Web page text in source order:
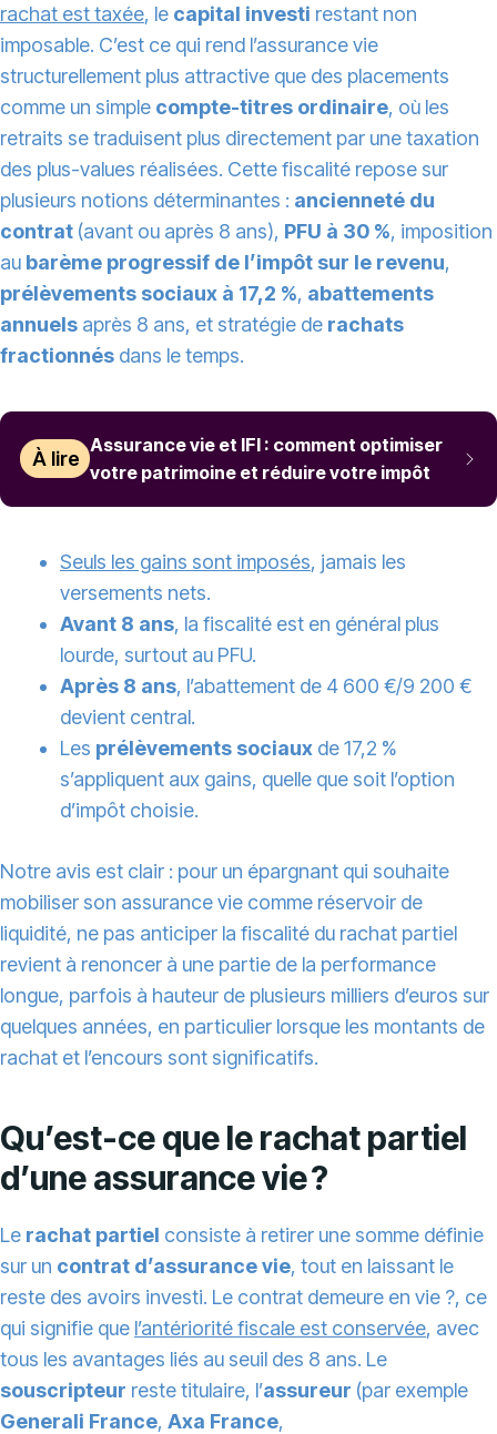
rachat est taxée, le capital investi restant non
imposable. C’est ce qui rend l’assurance vie
structurellement plus attractive que des placements
comme un simple compte-titres ordinaire, où les
retraits se traduisent plus directement par une taxation
des plus-values réalisées. Cette fiscalité repose sur
plusieurs notions déterminantes : ancienneté du
contrat (avant ou après 8 ans), PFU à 30 %, imposition
au barème progressif de l’impôt sur le revenu,
prélèvements sociaux à 17,2 %, abattements
annuels après 8 ans, et stratégie de rachats
fractionnés dans le temps.
À lire
Assurance vie et IFI : comment optimiser
votre patrimoine et réduire votre impôt
Seuls les gains sont imposés, jamais les
versements nets.
Avant 8 ans, la fiscalité est en général plus
lourde, surtout au PFU.
Après 8 ans, l’abattement de 4 600 €/9 200 €
devient central.
Les prélèvements sociaux de 17,2 %
s’appliquent aux gains, quelle que soit l’option
d’impôt choisie.
Notre avis est clair : pour un épargnant qui souhaite
mobiliser son assurance vie comme réservoir de
liquidité, ne pas anticiper la fiscalité du rachat partiel
revient à renoncer à une partie de la performance
longue, parfois à hauteur de plusieurs milliers d’euros sur
quelques années, en particulier lorsque les montants de
rachat et l’encours sont significatifs.
Qu’est-ce que le rachat partiel
d’une assurance vie ?
Le rachat partiel consiste à retirer une somme définie
sur un contrat d’assurance vie, tout en laissant le
reste des avoirs investi. Le contrat demeure en vie ?, ce
qui signifie que l’antériorité fiscale est conservée, avec
tous les avantages liés au seuil des 8 ans. Le
souscripteur reste titulaire, l’assureur (par exemple
Generali France, Axa France,